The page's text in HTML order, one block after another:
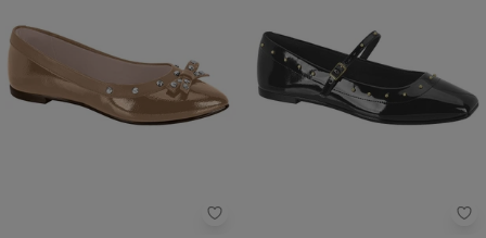
Moleca - Sapatilha Moleca